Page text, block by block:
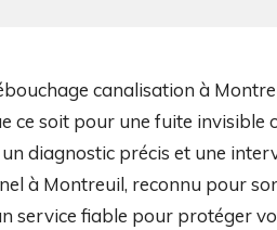
canalisation à
ce soit pour une fuite invisible
diagnostic précis et une
à Montreuil, reconnu pour
service fiable pour protéger